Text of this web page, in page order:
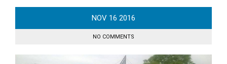
NOV 16 2016
NO COMMENTS